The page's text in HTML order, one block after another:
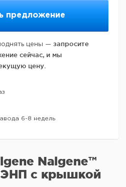
предложение
цены — запросите
сейчас, и мы
цену.
6-8 недель
Nalgene™
с крышкой